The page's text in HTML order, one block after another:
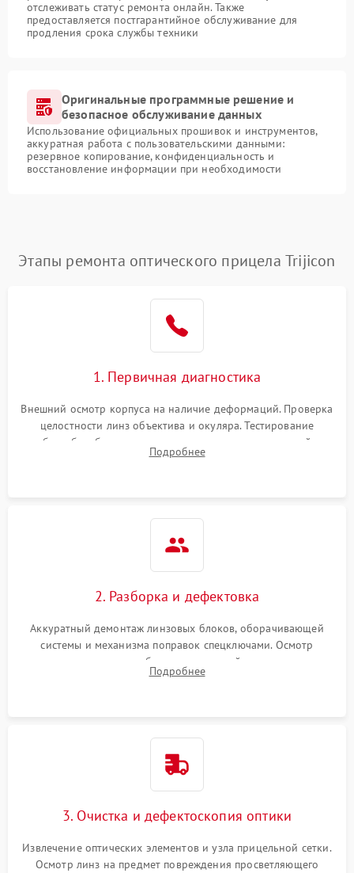
отслеживать статус ремонта онлайн. Также
предоставляется постгарантийное обслуживание для
продления срока службы техники
Оригинальные программные решение и
безопасное обслуживание данных
Использование официальных прошивок и инструментов,
аккуратная работа с пользовательскими данными:
резервное копирование, конфиденциальность и
восстановление информации при необходимости
Этапы ремонта оптического прицела Trijicon
1. Первичная диагностика
Внешний осмотр корпуса на наличие деформаций. Проверка
целостности линз объектива и окуляра. Тестирование
работы барабанчиков ввода поправок, кольца отстройки
параллакса и зума. Выявление сколов, внутренних
Подробнее
2. Разборка и дефектовка
Аккуратный демонтаж линзовых блоков, оборачивающей
системы и механизма поправок спецключами. Осмотр
внутренних резьбовых соединений, пружин и
уплотнительных колец. Поиск причин люфта, смещения
Подробнее
3. Очистка и дефектоскопия оптики
Извлечение оптических элементов и узла прицельной сетки.
Осмотр линз на предмет повреждения просветляющего